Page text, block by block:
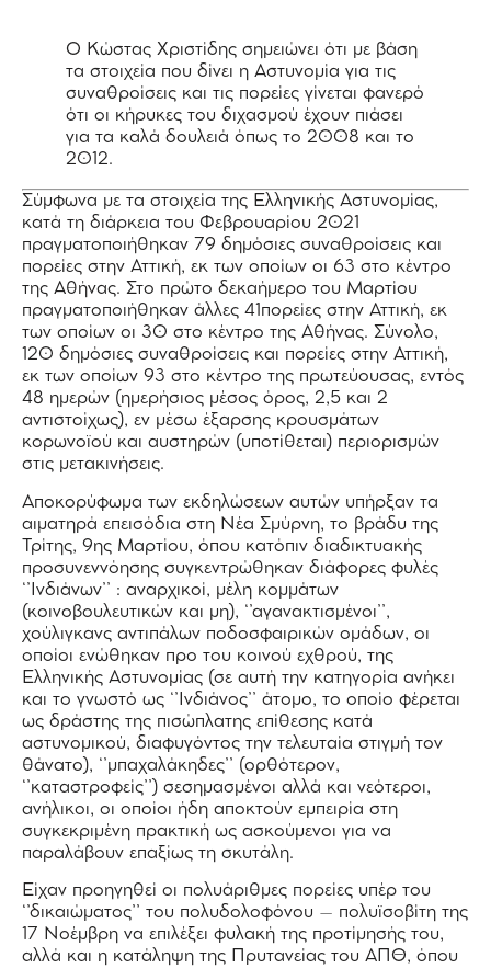
Ο Κώστας Χριστίδης σημειώνει ότι με βάση
τα στοιχεία που δίνει η Αστυνομία για τις
συναθροίσεις και τις πορείες γίνεται φανερό
ότι οι κήρυκες του διχασμού έχουν πιάσει
για τα καλά δουλειά όπως το 2008 και το
2012.
Σύμφωνα με τα στοιχεία της Ελληνικής Αστυνομίας,
κατά τη διάρκεια του Φεβρουαρίου 2021
πραγματοποιήθηκαν 79 δημόσιες συναθροίσεις και
πορείες στην Αττική, εκ των οποίων οι 63 στο κέντρο
της Αθήνας. Στο πρώτο δεκαήμερο του Μαρτίου
πραγματοποιήθηκαν άλλες 41πορείες στην Αττική, εκ
των οποίων οι 30 στο κέντρο της Αθήνας. Σύνολο,
120 δημόσιες συναθροίσεις και πορείες στην Αττική,
εκ των οποίων 93 στο κέντρο της πρωτεύουσας, εντός
48 ημερών (ημερήσιος μέσος όρος, 2,5 και 2
αντιστοίχως), εν μέσω έξαρσης κρουσμάτων
κορωνοϊού και αυστηρών (υποτίθεται) περιορισμών
στις μετακινήσεις.
Αποκορύφωμα των εκδηλώσεων αυτών υπήρξαν τα
αιματηρά επεισόδια στη Νέα Σμύρνη, το βράδυ της
Τρίτης, 9ης Μαρτίου, όπου κατόπιν διαδικτυακής
προσυνεννόησης συγκεντρώθηκαν διάφορες φυλές
‘’Ινδιάνων’’ : αναρχικοί, μέλη κομμάτων
(κοινοβουλευτικών και μη), ‘’αγανακτισμένοι’’,
χούλιγκανς αντιπάλων ποδοσφαιρικών ομάδων, οι
οποίοι ενώθηκαν προ του κοινού εχθρού, της
Ελληνικής Αστυνομίας (σε αυτή την κατηγορία ανήκει
και το γνωστό ως ‘’Ινδιάνος’’ άτομο, το οποίο φέρεται
ως δράστης της πισώπλατης επίθεσης κατά
αστυνομικού, διαφυγόντος την τελευταία στιγμή τον
θάνατο), ‘’μπαχαλάκηδες’’ (ορθότερον,
‘’καταστροφείς’’) σεσημασμένοι αλλά και νεότεροι,
ανήλικοι, οι οποίοι ήδη αποκτούν εμπειρία στη
συγκεκριμένη πρακτική ως ασκούμενοι για να
παραλάβουν επαξίως τη σκυτάλη.
Είχαν προηγηθεί οι πολυάριθμες πορείες υπέρ του
‘’δικαιώματος’’ του πολυδολοφόνου – πολυϊσοβίτη της
17 Νοέμβρη να επιλέξει φυλακή της προτίμησής του,
αλλά και η κατάληψη της Πρυτανείας του ΑΠΘ, όπου